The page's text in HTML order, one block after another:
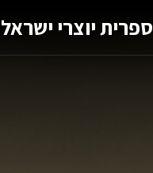
ספרית יוצרי ישראל